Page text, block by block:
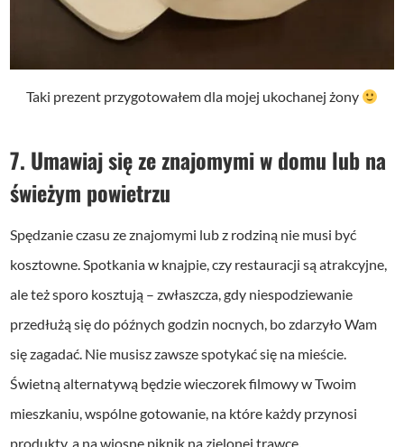
Taki prezent przygotowałem dla mojej ukochanej żony
7. Umawiaj się ze znajomymi w domu lub na
świeżym powietrzu
Spędzanie czasu ze znajomymi lub z rodziną nie musi być
kosztowne. Spotkania w knajpie, czy restauracji są atrakcyjne,
ale też sporo kosztują – zwłaszcza, gdy niespodziewanie
przedłużą się do późnych godzin nocnych, bo zdarzyło Wam
się zagadać. Nie musisz zawsze spotykać się na mieście.
Świetną alternatywą będzie wieczorek filmowy w Twoim
mieszkaniu, wspólne gotowanie, na które każdy przynosi
produkty, a na wiosnę piknik na zielonej trawce.